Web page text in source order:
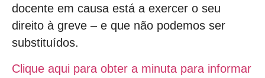
docente em causa está a exercer o seu
direito à greve – e que não podemos ser
substituídos.
Clique aqui para obter a minuta para informar